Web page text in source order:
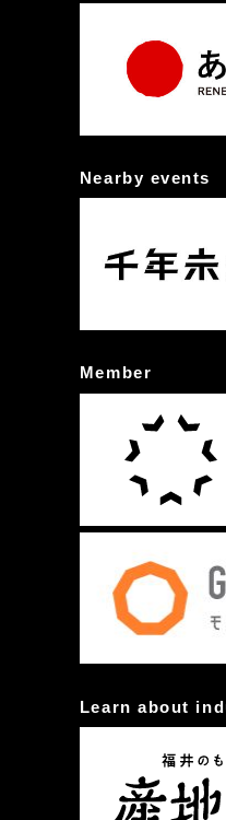
Nearby events
Member
Learn about